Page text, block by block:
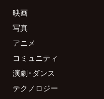
映画
写真
アニメ
コミュニティ
演劇・ダンス
テクノロジー